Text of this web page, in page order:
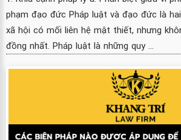
phạm đạo đức Pháp luật và đạo đức là
xã hội có mối liên hệ mật thiết, nhưng
đồng nhất. Pháp luật là những quy ...